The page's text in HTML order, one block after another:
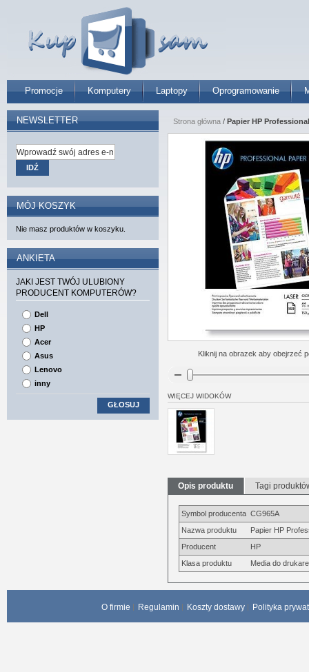
Promocje Komputery Laptopy Oprogramowanie
Strona główna / Papier HP
Kliknij na obrazek aby obejrzeć
WIĘCEJ WIDOKÓW
Opis produktu Tagi
Symbol producenta CG965A
Nazwa produktu
Papier HP
Producent
HP
Klasa produktu
Media do
NEWSLETTER
IDŹ
MÓJ KOSZYK
Nie masz produktów w koszyku.
ANKIETA
JAKI JEST TWÓJ ULUBIONY
PRODUCENT KOMPUTERÓW?
Dell
HP
Acer
Asus
Lenovo
inny
GŁOSUJ
O firmie Regulamin Koszty dostawy Polityka